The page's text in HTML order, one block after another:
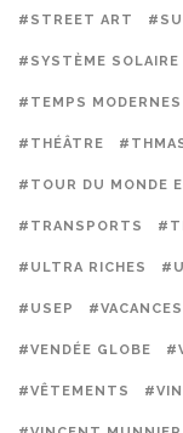
#STREET ART
#SYSTÈME SOLAIRE
#TEMPS MODERNES
#THÉÂTRE
#TOUR DU MONDE
#TRANSPORTS
#ULTRA RICHES
#USEP #VACANCES
#VENDÉE GLOBE
#VÊTEMENTS #VIN